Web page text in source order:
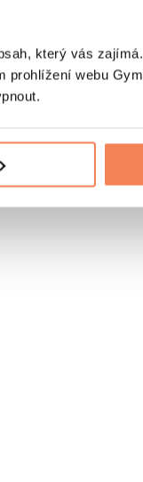
který vás
webu